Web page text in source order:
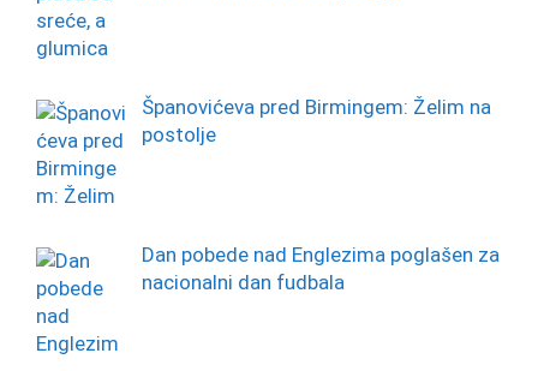
Španovićeva pred Birmingem: Želim na
postolje
Dan pobede nad Englezima poglašen za
nacionalni dan fudbala